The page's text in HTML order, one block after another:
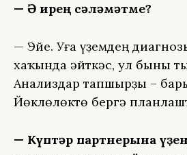
— Ә ирең сәләмәтме?
— Эйе. Уға үҙемдең
хаҡында әйткәс, ул быны
Анализдар тапшырҙы –
Йөклөлөктө бергә
— Күптәр партнерына